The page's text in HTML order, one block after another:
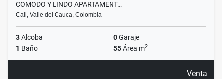
COMODO Y LINDO APARTAMENT…
Cali, Valle del Cauca, Colombia
3Alcoba 0Garaje
1 Baño 55Área m2
Venta